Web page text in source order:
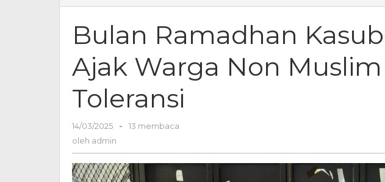
Ramadhan
Polmas
Ajak
Non
Muslim
Untuk
Jaga
Bulan Ramadhan
Ajak Warga Non
Toleransi
14/03/2025
oleh
-
13 membaca
oleh admin